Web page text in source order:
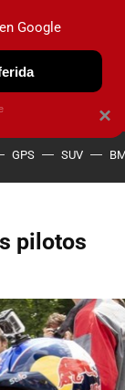
GPS SUV
pilotos
×
Google